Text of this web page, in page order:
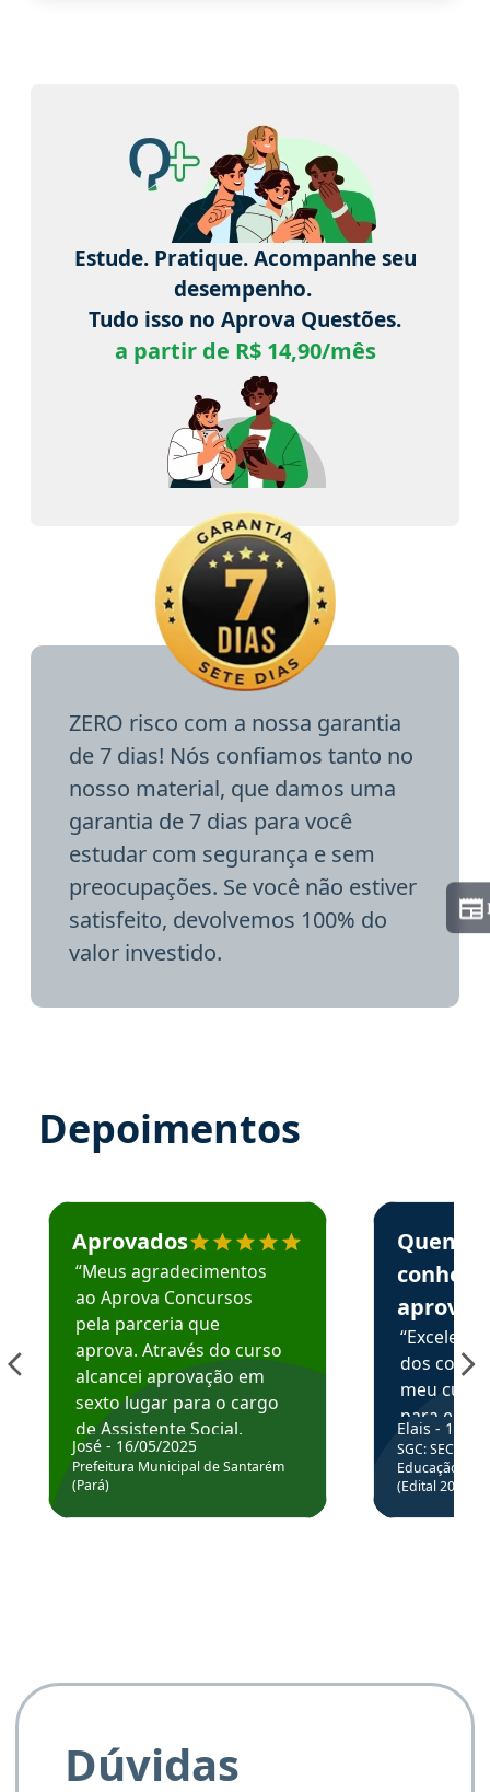
Estude. Pratique. Acompanhe seu
desempenho.
Tudo isso no Aprova Questões.
a partir de R$ 14,90/mês
ZERO risco com a nossa garantia
de 7 dias! Nós confiamos tanto no
nosso material, que damos uma
garantia de 7 dias para você
estudar com segurança e sem
preocupações. Se você não estiver
satisfeito, devolvemos 100% do
valor investido.
Depoimentos
Estudante José recomenda o Aprova Concursos em
Aprovados
“Meus agradecimentos
ao Aprova Concursos
pela parceria que
aprova. Através do curso
alcancei aprovação em
sexto lugar para o cargo
de Assistente Social.
Hoje estou atuando na
Prefeitura de Santarém.
José - 16/05/2025
Prefeitura Municipal de Santarém
(Pará)
Estudante
Quem
aprova
dos
meu
para
colocar
através
de
Elais - 15/
SGC: SEC BA
Educação
(Edital
Dúvidas